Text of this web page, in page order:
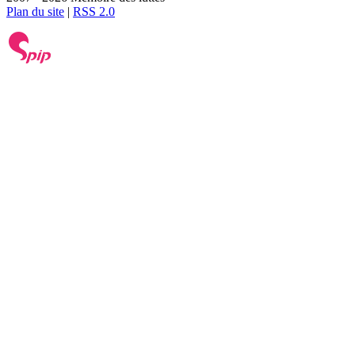
Plan du site | RSS 2.0